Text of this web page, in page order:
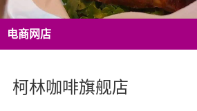
电商网店
柯林咖啡旗舰店